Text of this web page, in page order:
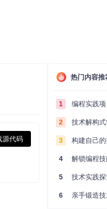
源代码
热门内容推
1 编程实践项目
2 技术解构式学
3 构建自己的技术世
4 解锁编程技能的
5 技术实践探索：
6 亲手锻造技术引